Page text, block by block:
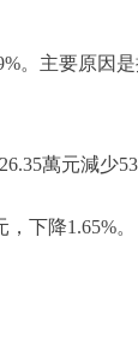
。主要原因
萬元減少
下降1.65%